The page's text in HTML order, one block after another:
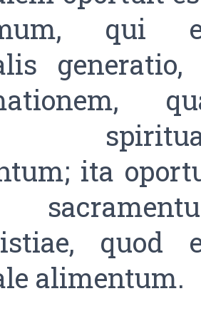
qui
generatio,
ita
quod
alimentum.